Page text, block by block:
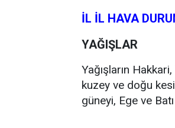
İL İL HAVA
YAĞIŞLAR
Yağışların
kuzey ve doğu
güneyi, Ege ve